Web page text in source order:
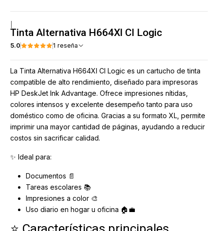
Tinta Alternativa H664Xl Cl Logic
5.0 1 reseña
La Tinta Alternativa H664Xl Cl Logic es un cartucho de tinta
compatible de alto rendimiento, diseñado para impresoras
HP DeskJet Ink Advantage. Ofrece impresiones nítidas,
colores intensos y excelente desempeño tanto para uso
doméstico como de oficina. Gracias a su formato XL, permite
imprimir una mayor cantidad de páginas, ayudando a reducir
costos sin sacrificar calidad.
✨ Ideal para:
Documentos 📄
Tareas escolares 📚
Impresiones a color 🎨
Uso diario en hogar u oficina 🏠💼